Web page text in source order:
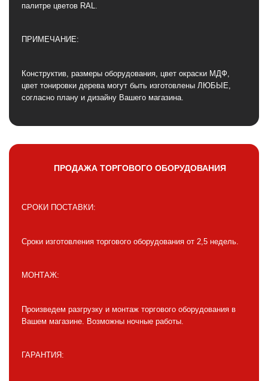
палитре цветов RAL.
ПРИМЕЧАНИЕ:
Конструктив, размеры оборудования, цвет окраски МДФ,
цвет тонировки дерева могут быть изготовлены ЛЮБЫЕ,
согласно плану и дизайну Вашего магазина.
ПРОДАЖА ТОРГОВОГО ОБОРУДОВАНИЯ
СРОКИ ПОСТАВКИ:
Сроки изготовления торгового оборудования от 2,5 недель.
МОНТАЖ:
Произведем разгрузку и монтаж торгового оборудования в
Вашем магазине. Возможны ночные работы.
ГАРАНТИЯ: